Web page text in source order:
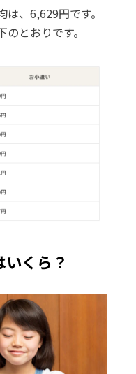
、6,629円です。
とおりです。
くら？